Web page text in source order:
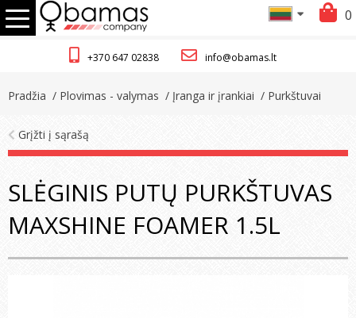
+370 647 02838 info@obamas.lt
0
Pradžia / Plovimas - valymas / Įranga ir įrankiai / Purkštuvai
Grįžti į sąrašą
SLĖGINIS PUTŲ PURKŠTUVAS
MAXSHINE FOAMER 1.5L